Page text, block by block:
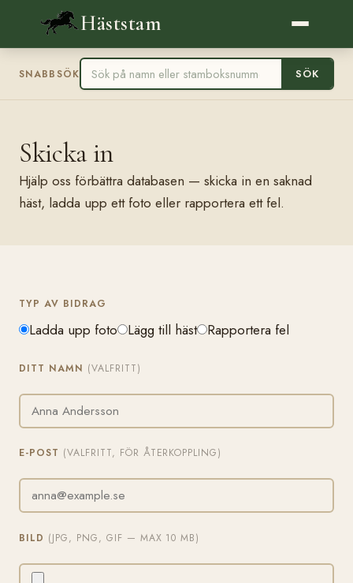
Häststam
SNABBSÖK SÖK
Skicka in
Hjälp oss förbättra databasen — skicka in en saknad
häst, ladda upp ett foto eller rapportera ett fel.
TYP AV BIDRAG
Ladda upp foto Lägg till häst Rapportera fel
DITT NAMN (VALFRITT)
E-POST (VALFRITT, FÖR ÅTERKOPPLING)
BILD (JPG, PNG, GIF — MAX 10 MB)